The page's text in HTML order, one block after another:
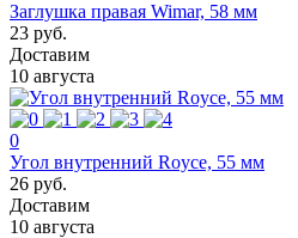
Заглушка правая Wimar, 58 мм
23 руб.
Доставим
10 августа
0
Угол внутренний Royce, 55 мм
26 руб.
Доставим
10 августа